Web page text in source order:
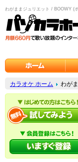
わがままジュリエット / BOOWY (
カラオケ ホーム わが